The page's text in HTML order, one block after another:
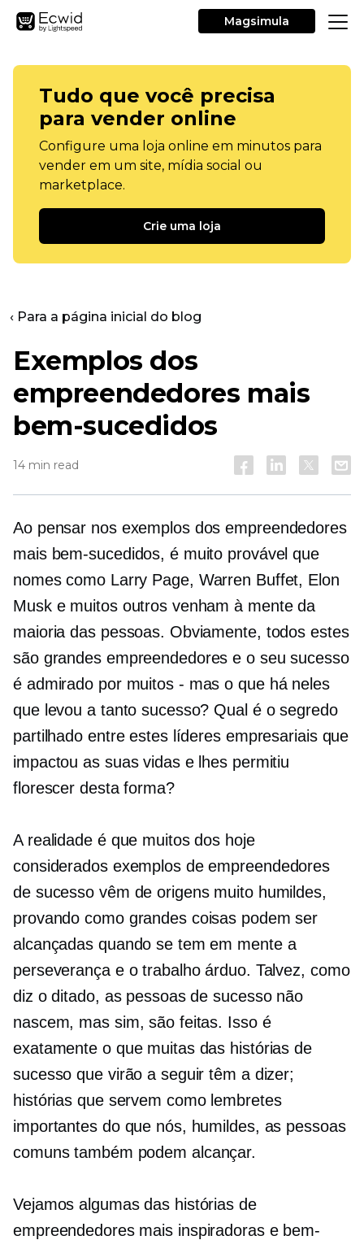
Magsimula
Tudo que você precisa
para vender online
Configure uma loja online em minutos para
vender em um site, mídia social ou
marketplace.
Crie uma loja
‹ Para a página inicial do blog
Exemplos dos
empreendedores mais
bem-sucedidos
14 min read
Ao pensar nos exemplos dos empreendedores
mais bem-sucedidos, é muito provável que
nomes como Larry Page, Warren Buffet, Elon
Musk e muitos outros venham à mente da
maioria das pessoas. Obviamente, todos estes
são grandes empreendedores e o seu sucesso
é admirado por muitos - mas o que há neles
que levou a tanto sucesso? Qual é o segredo
partilhado entre estes líderes empresariais que
impactou as suas vidas e lhes permitiu
florescer desta forma?
A realidade é que muitos dos hoje
considerados exemplos de empreendedores
de sucesso vêm de origens muito humildes,
provando como grandes coisas podem ser
alcançadas quando se tem em mente a
perseverança e o trabalho árduo. Talvez, como
diz o ditado, as pessoas de sucesso não
nascem, mas sim, são feitas. Isso é
exatamente o que muitas das histórias de
sucesso que virão a seguir têm a dizer;
histórias que servem como lembretes
importantes do que nós, humildes, as pessoas
comuns também podem alcançar.
Vejamos algumas das histórias de
empreendedores mais inspiradoras e bem-